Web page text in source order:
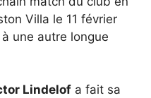
Villa le 11 février
une autre longue
Lindelof a fait sa